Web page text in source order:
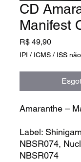
CD
Manifest
R$ 49,90Preço
IPI / ICMS / ISS não
Amaranthe –
Label:
NBSR074,
NBSR074